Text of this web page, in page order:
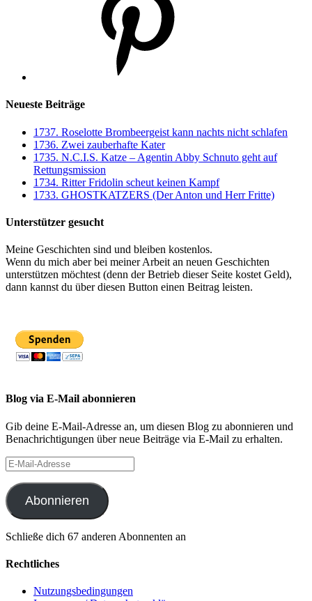
Neueste Beiträge
1737. Roselotte Brombeergeist kann nachts nicht schlafen
1736. Zwei zauberhafte Kater
1735. N.C.I.S. Katze – Agentin Abby Schnuto geht auf
Rettungsmission
1734. Ritter Fridolin scheut keinen Kampf
1733. GHOSTKATZERS (Der Anton und Herr Fritte)
Unterstützer gesucht
Meine Geschichten sind und bleiben kostenlos.
Wenn du mich aber bei meiner Arbeit an neuen Geschichten
unterstützen möchtest (denn der Betrieb dieser Seite kostet Geld),
dann kannst du über diesen Button einen Beitrag leisten.
Blog via E-Mail abonnieren
Gib deine E-Mail-Adresse an, um diesen Blog zu abonnieren und
Benachrichtigungen über neue Beiträge via E-Mail zu erhalten.
E-
Mail-
Adresse
Abonnieren
Schließe dich 67 anderen Abonnenten an
Rechtliches
Nutzungsbedingungen